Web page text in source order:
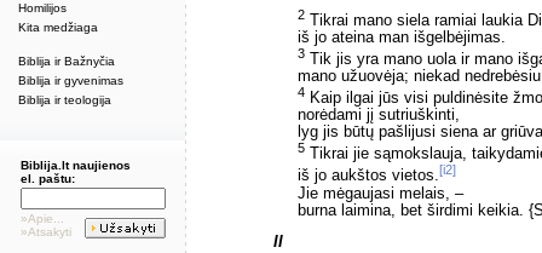
Homilijos
Kita medžiaga
Biblija ir Bažnyčia
Biblija ir gyvenimas
Biblija ir teologija
Biblija.lt naujienos
el. paštu:
»Apie...
»Atsakyti
2 Tikrai mano siela ramiai laukia
iš jo ateina man išgelbėjimas.
3 Tik jis yra mano uola ir mano
mano užuovėja; niekad
4 Kaip ilgai jūs visi puldinėsite
norėdami jį sutriuškinti,
lyg jis būtų pašlijusi siena ar
5 Tikrai jie sąmokslauja,
iš jo aukštos vietos.[i2]
Jie mėgaujasi melais, –
burna laimina, bet širdimi keikia.
II